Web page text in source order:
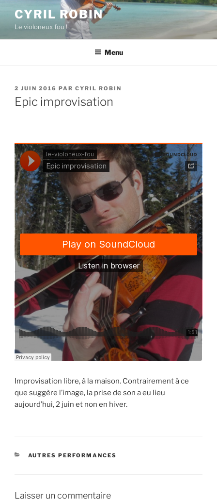
contenu
principal
CYRIL ROBIN
Le violoneux fou !
Menu
PUBLIÉ
LE
2 JUIN 2016 PAR CYRIL ROBIN
Epic improvisation
Improvisation libre, à la maison. Contrairement à ce
que suggère l’image, la prise de son a eu lieu
aujourd’hui, 2 juin et non en hiver.
CATÉGORIES
AUTRES PERFORMANCES
Laisser un commentaire